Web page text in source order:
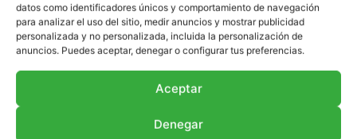
datos como identificadores únicos y comportamiento de navegación
para analizar el uso del sitio, medir anuncios y mostrar publicidad
personalizada y no personalizada, incluida la personalización de
anuncios. Puedes aceptar, denegar o configurar tus preferencias.
Aceptar
Denegar